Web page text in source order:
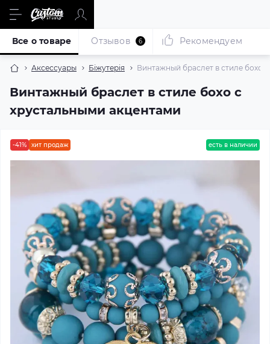
Аксессуары Біжутерія Винтажный браслет в стиле бохо
Винтажный браслет в стиле бохо с
хрустальными акцентами
Все о товаре Отзывов 6 Рекомендуем
-41% хит продаж есть в наличии